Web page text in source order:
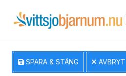
SPARA & STÄNG AVBRYT